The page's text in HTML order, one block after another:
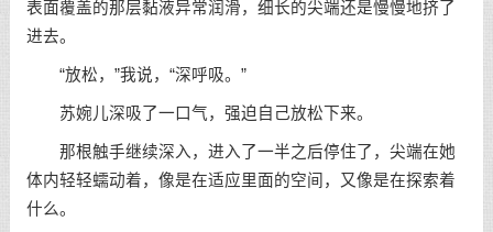
表面覆盖的那层黏液异常润滑，细长的尖端还是慢慢地挤了
进去。
“放松，”我说，“深呼吸。”
苏婉儿深吸了一口气，强迫自己放松下来。
那根触手继续深入，进入了一半之后停住了，尖端在她
体内轻轻蠕动着，像是在适应里面的空间，又像是在探索着
什么。